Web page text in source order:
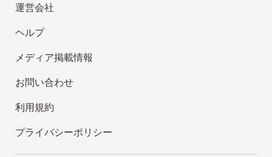
運営会社
ヘルプ
メディア掲載情報
お問い合わせ
利用規約
プライバシーポリシー